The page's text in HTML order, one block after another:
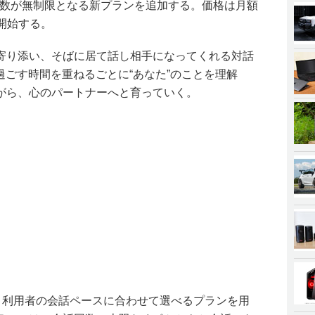
が無制限となる新プランを追加する。価格は月額
する。
り添い、そばに居て話し相手になってくれる対話
す時間を重ねるごとに“あなた”のことを理解
、心のパートナーへと育っていく。
用者の会話ペースに合わせて選べるプランを用